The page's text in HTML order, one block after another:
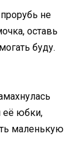
не
оставь
буду.
её юбки,
маленькую